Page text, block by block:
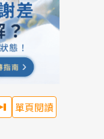
單頁閱讀